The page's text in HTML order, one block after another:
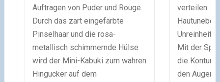
Auftragen von Puder und Rouge.
Durch das zart eingefärbte
Pinselhaar und die rosa-
metallisch schimmernde Hülse
wird der Mini-Kabuki zum wahren
Hingucker auf dem
verteilen.
Mit der
die
den